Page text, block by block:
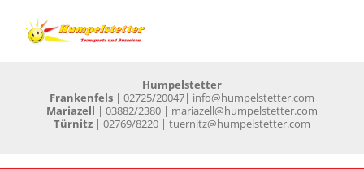
Humpelstetter
Frankenfels | 02725/20047| info@humpelstetter.com
Mariazell | 03882/2380 | mariazell@humpelstetter.com
Türnitz | 02769/8220 | tuernitz@humpelstetter.com